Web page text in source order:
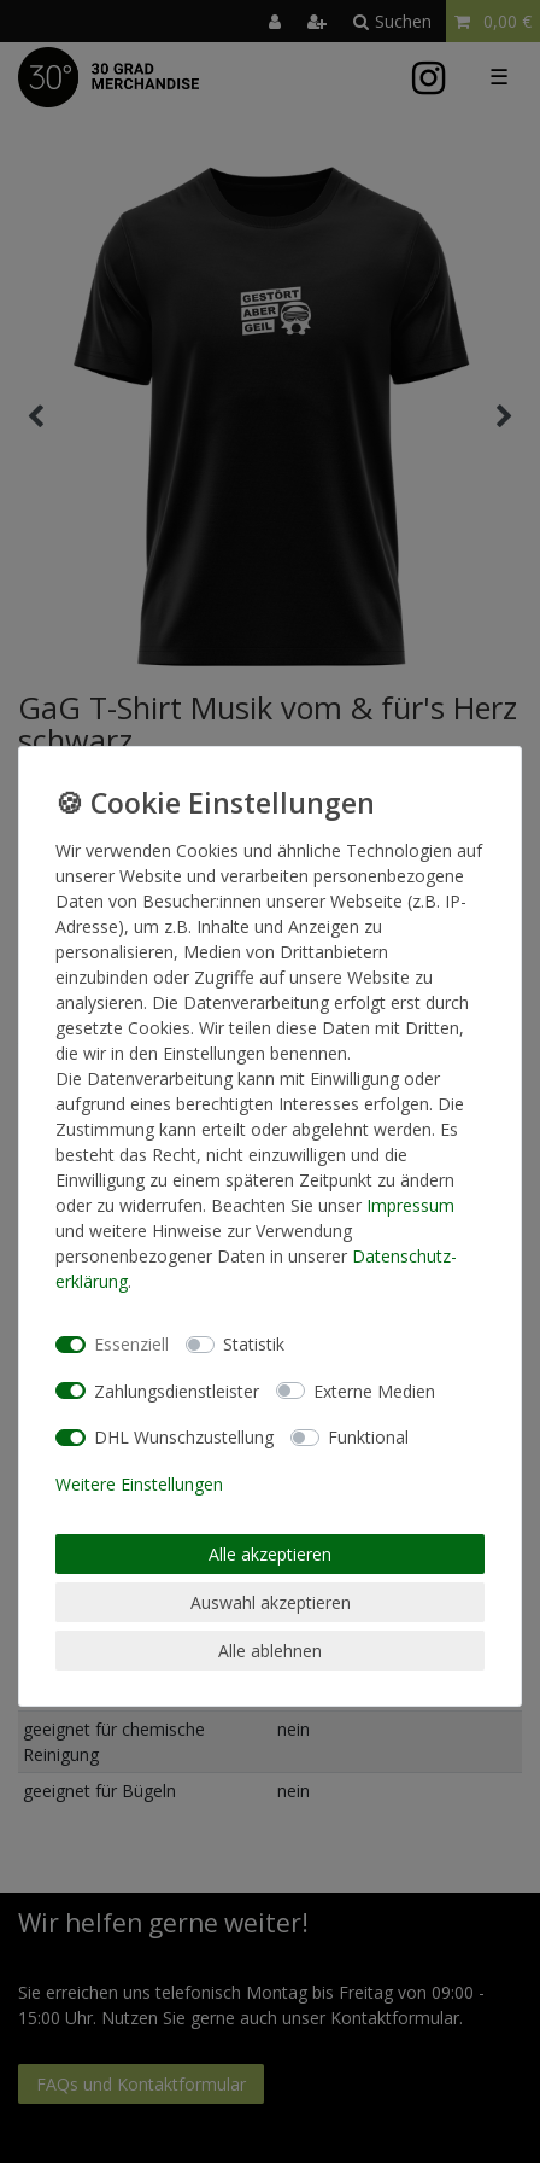
Suchen 0,00 €
☰
GaG T-Shirt Musik vom & für's Herz
schwarz
GRÖSSE
25,00 €*
Lieferzeit 1-3 Werktage
In den Warenkorb
* inkl. ges. MwSt. zzgl.Versandkosten
Produktinformationen
Künstlerinformationen
Materialzusammensetzung
100% Baumwolle
Schnitt
Standard Fit (normale
Passform)
30°
geeignet für chemische
Reinigung
nein
geeignet für Bügeln nein
Wir helfen gerne weiter!
Sie erreichen uns telefonisch Montag bis Freitag von 09:00 -
15:00 Uhr. Nutzen Sie gerne auch unser Kontaktformular.
FAQs und Kontaktformular
Wir verwenden Cookies und ähnliche Technologien auf
unserer Website und verarbeiten personenbezogene
Daten von Besucher:innen unserer Webseite (z.B. IP-
Adresse), um z.B. Inhalte und Anzeigen zu
personalisieren, Medien von Drittanbietern
einzubinden oder Zugriffe auf unsere Website zu
analysieren. Die Datenverarbeitung erfolgt erst durch
gesetzte Cookies. Wir teilen diese Daten mit Dritten,
die wir in den Einstellungen benennen.
Die Datenverarbeitung kann mit Einwilligung oder
aufgrund eines berechtigten Interesses erfolgen. Die
Zustimmung kann erteilt oder abgelehnt werden. Es
besteht das Recht, nicht einzuwilligen und die
Einwilligung zu einem späteren Zeitpunkt zu ändern
oder zu widerrufen. Beachten Sie unser Impressum
und weitere Hinweise zur Verwendung
personenbezogener Daten in unserer Daten­schutz­
erklärung.
Essenziell Statistik
Zahlungsdienstleister Externe Medien
DHL Wunschzustellung Funktional
Weitere Einstellungen
Alle akzeptieren
Auswahl akzeptieren
Alle ablehnen